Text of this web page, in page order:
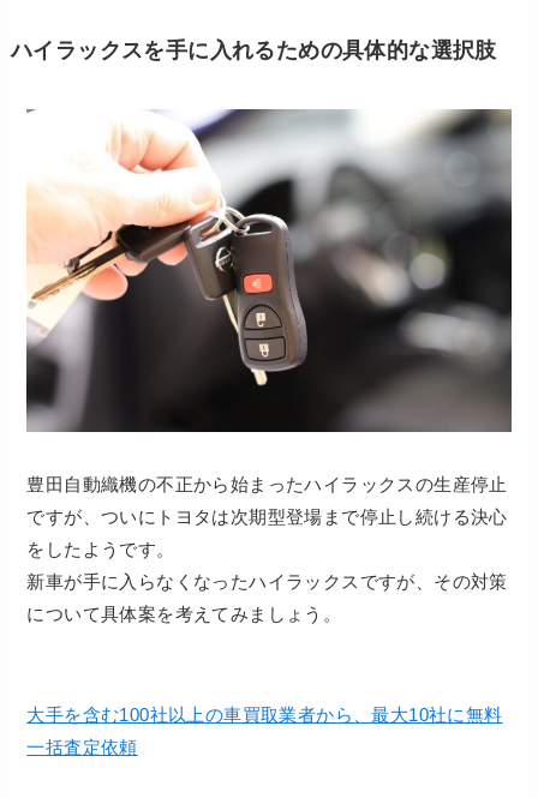
ハイラックスを手に入れるための具体的な選択肢
豊田自動織機の不正から始まったハイラックスの生産停止
ですが、ついにトヨタは次期型登場まで停止し続ける決心
をしたようです。
新車が手に入らなくなったハイラックスですが、その対策
について具体案を考えてみましょう。
大手を含む100社以上の車買取業者から、最大10社に無料
一括査定依頼